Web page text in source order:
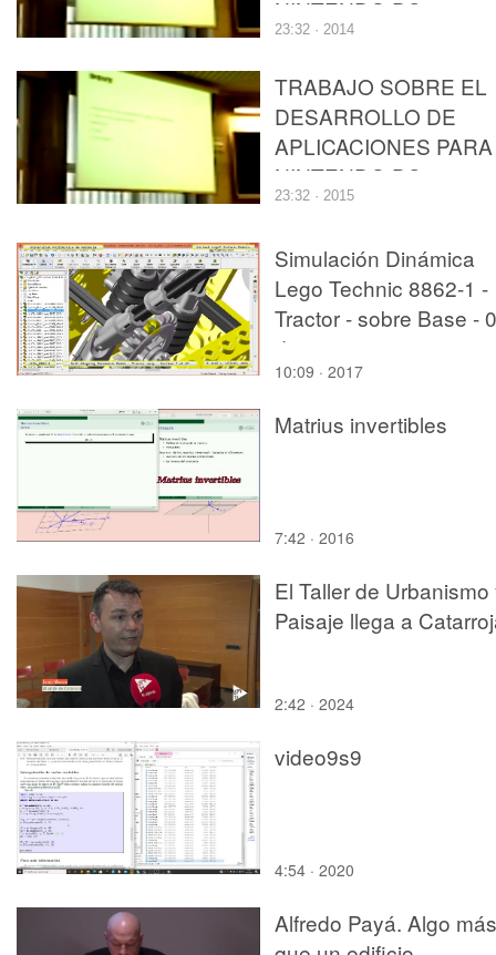
NINTENDO DS
23:32 · 2014
TRABAJO SOBRE EL
DESARROLLO DE
APLICACIONES PARA
NINTENDO DS
23:32 · 2015
Simulación Dinámica
Lego Technic 8862-1 -
Tractor - sobre Base -
de 27
10:09 · 2017
Matrius invertibles
7:42 · 2016
El Taller de Urbanismo
Paisaje llega a
2:42 · 2024
video9s9
4:54 · 2020
Alfredo Payá. Algo más